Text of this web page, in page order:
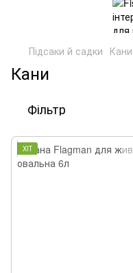
Підсаки й садки Кани
Кани
Фільтр
ХІТ